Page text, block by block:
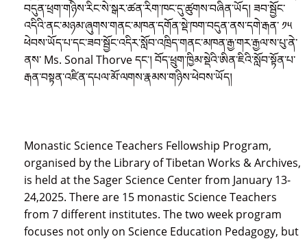
བདུན་ཕྲག་གཉིས་རིང་སེ་སྒར་ཚན་རིག་ཁང་དུ་ཚུགས་བཞིན་ཡོད། ཟབ་སྦྱོང་
འདིའི་ནང་མཉམ་ཞུགས་གནང་མཁན་དགོན་སྡེ་ཁག་བདུན་ནས་དགེ་རྒན་ ༡༥
ཕེབས་ཡོད་པ་དང་ཟབ་སྦྱོང་འདིར་སློབ་འཁྲིད་གནང་མཁན་རྒྱ་གར་རྒྱལ་ས་པུ་ནེ་
ནས་ Ms. Sonal Thorve དང་། བོད་ཕྲུག་ཁྱིམ་སྡེའི་ཨིན་ཇིའི་སློབ་སྟོན་པ་
རྒན་བསྟན་འཛིན་དཔལ་མོ་ལགས་རྣམས་གཉིས་ཕེབས་ཡོད།
Monastic Science Teachers Fellowship Program,
organised by the Library of Tibetan Works & Archives,
is held at the Sager Science Center from January 13-
24,2025. There are 15 monastic Science Teachers
from 7 different institutes. The two week program
focuses not only on Science Education Pedagogy, but